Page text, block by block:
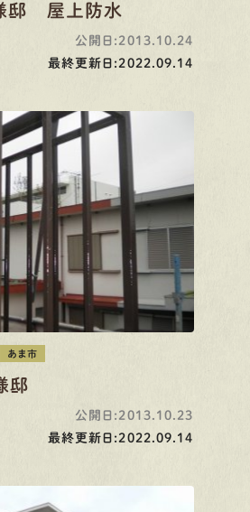
邸 屋上防水
公開日:2013.10.24
最終更新日:2022.09.14
あま市
邸
公開日:2013.10.23
最終更新日:2022.09.14